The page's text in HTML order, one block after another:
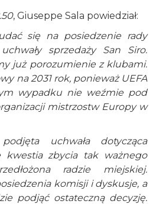
, Giuseppe Sala powiedział:
się na posiedzenie rady
sprzedaży San Siro.
już porozumienie z klubami.
na 2031 rok, ponieważ UEFA
wypadku nie weźmie pod
mistrzostw Europy w
uchwała dotycząca
kwestia zbycia tak ważnego
radzie miejskiej.
komisji i dyskusje, a
podjąć ostateczną decyzję.